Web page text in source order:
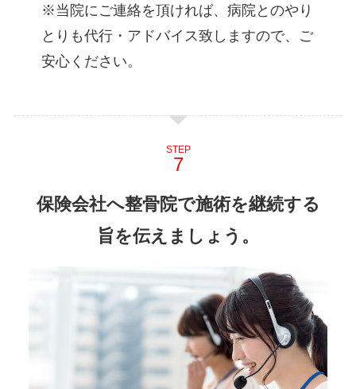
※当院にご連絡を頂ければ、病院とのやり
とりも代行・アドバイス致しますので、ご
安心ください。
STEP
保険会社へ整骨院で施術を継続する
旨を伝えましょう。